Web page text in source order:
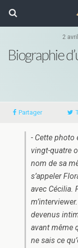
2
Biographie
Partager
- Cette photo
vingt-quatre
nom de sa
s’appeler
avec Cécilia.
devenus
avant même
ne sais ce